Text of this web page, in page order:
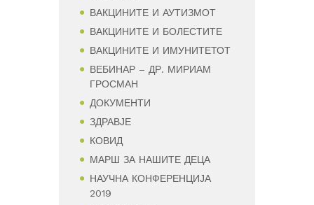
ВАКЦИНИТЕ И АУТИЗМОТ
ВАКЦИНИТЕ И БОЛЕСТИТЕ
ВАКЦИНИТЕ И ИМУНИТЕТОТ
ВЕБИНАР – ДР. МИРИАМ
ГРОСМАН
ДОКУМЕНТИ
ЗДРАВЈЕ
КОВИД
МАРШ ЗА НАШИТЕ ДЕЦА
НАУЧНА КОНФЕРЕНЦИЈА
2019